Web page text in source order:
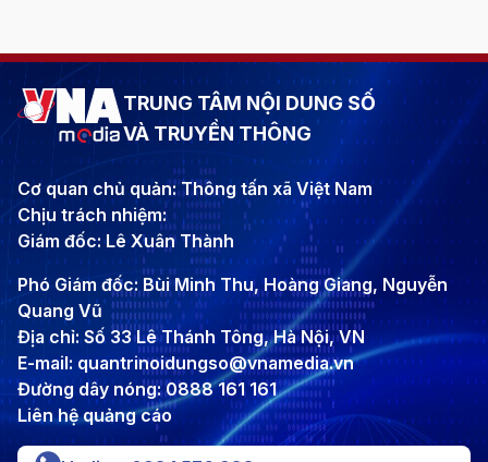
TRUNG TÂM NỘI DUNG SỐ
VÀ TRUYỀN THÔNG
Cơ quan chủ quản: Thông tấn xã Việt Nam
Chịu trách nhiệm:
Giám đốc: Lê Xuân Thành
Phó Giám đốc: Bùi Minh Thu, Hoàng Giang, Nguyễn
Quang Vũ
Địa chỉ: Số 33 Lê Thánh Tông, Hà Nội, VN
E-mail: quantrinoidungso@vnamedia.vn
Đường dây nóng: 0888 161 161
Liên hệ quảng cáo